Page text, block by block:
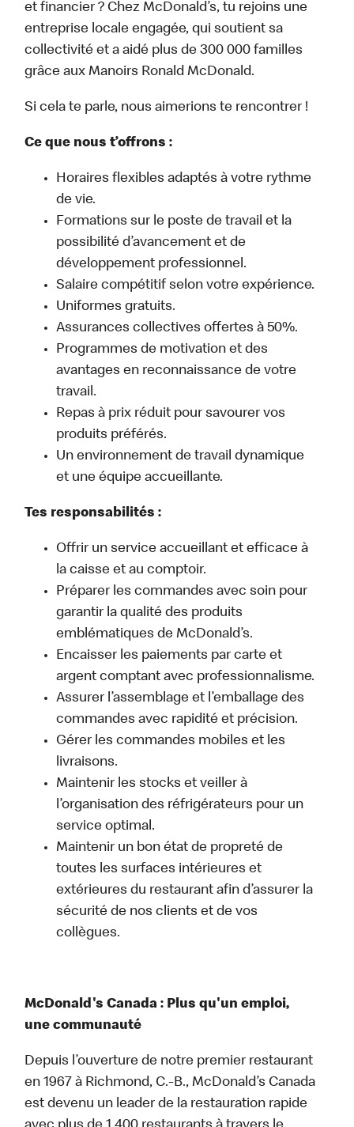
et financier ? Chez McDonald’s, tu rejoins une
entreprise locale engagée, qui soutient sa
collectivité et a aidé plus de 300 000 familles
grâce aux Manoirs Ronald McDonald.
Si cela te parle, nous aimerions te rencontrer !
Ce que nous t’offrons :
Horaires flexibles adaptés à votre rythme
de vie.
Formations sur le poste de travail et la
possibilité d’avancement et de
développement professionnel.
Salaire compétitif selon votre expérience.
Uniformes gratuits.
Assurances collectives offertes à 50%.
Programmes de motivation et des
avantages en reconnaissance de votre
travail.
Repas à prix réduit pour savourer vos
produits préférés.
Un environnement de travail dynamique
et une équipe accueillante.
Tes responsabilités :
Offrir un service accueillant et efficace à
la caisse et au comptoir.
Préparer les commandes avec soin pour
garantir la qualité des produits
emblématiques de McDonald’s.
Encaisser les paiements par carte et
argent comptant avec professionnalisme.
Assurer l’assemblage et l’emballage des
commandes avec rapidité et précision.
Gérer les commandes mobiles et les
livraisons.
Maintenir les stocks et veiller à
l’organisation des réfrigérateurs pour un
service optimal.
Maintenir un bon état de propreté de
toutes les surfaces intérieures et
extérieures du restaurant afin d’assurer la
sécurité de nos clients et de vos
collègues.
McDonald's Canada : Plus qu'un emploi,
une communauté
Depuis l’ouverture de notre premier restaurant
en 1967 à Richmond, C.-B., McDonald’s Canada
est devenu un leader de la restauration rapide